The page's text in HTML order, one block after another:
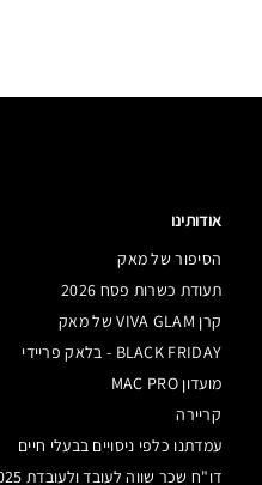
אודותינו
הסיפור של מאק
תעודת כשרות פסח 2026
קרן VIVA GLAM של מאק
BLACK FRIDAY - בלאק פריידי
מועדון MAC PRO
קריירה
עמדתנו כלפי ניסויים בבעלי חיים
דו"ח שכר שווה לעובד ולעובדת 2025